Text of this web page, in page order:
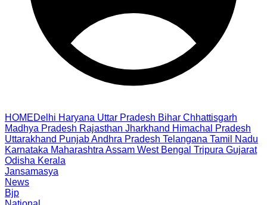
HOMEDelhi Haryana Uttar Pradesh Bihar Chhattisgarh
Madhya Pradesh Rajasthan Jharkhand Himachal Pradesh
Uttarakhand PunjabAndhra Pradesh Telangana Tamil Nadu
Karnataka Maharashtra Assam West Bengal Tripura Gujarat
Odisha Kerala
Jansamasya
News
Bjp